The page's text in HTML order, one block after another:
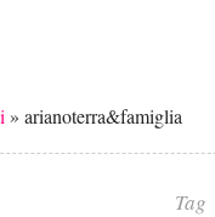
» arianoterra&famiglia
Tag